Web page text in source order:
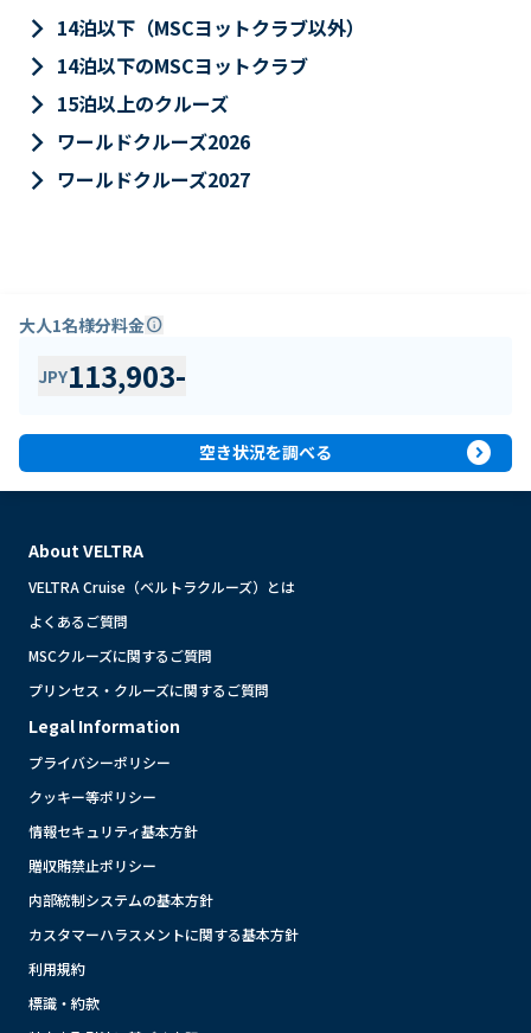
keyboard_arrow_right 14泊以下（MSCヨットクラブ以外）
keyboard_arrow_right 14泊以下のMSCヨットクラブ
keyboard_arrow_right 15泊以上のクルーズ
keyboard_arrow_right ワールドクルーズ2026
keyboard_arrow_right ワールドクルーズ2027
大人1名様分料金info
JPY113,903-
空き状況を調べる expand_circle_right
About VELTRA
VELTRA Cruise（ベルトラクルーズ）とは
よくあるご質問
MSCクルーズに関するご質問
プリンセス・クルーズに関するご質問
Legal Information
プライバシーポリシー
クッキー等ポリシー
情報セキュリティ基本方針
贈収賄禁止ポリシー
内部統制システムの基本方針
カスタマーハラスメントに関する基本方針
利用規約
標識・約款